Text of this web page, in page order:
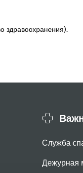
здравоохранения).
Служба
Дежурная